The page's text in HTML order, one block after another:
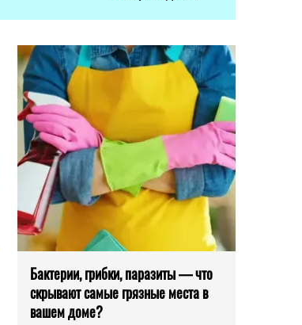
Бактерии, грибки, паразиты — что
скрывают самые грязные места в
вашем доме?